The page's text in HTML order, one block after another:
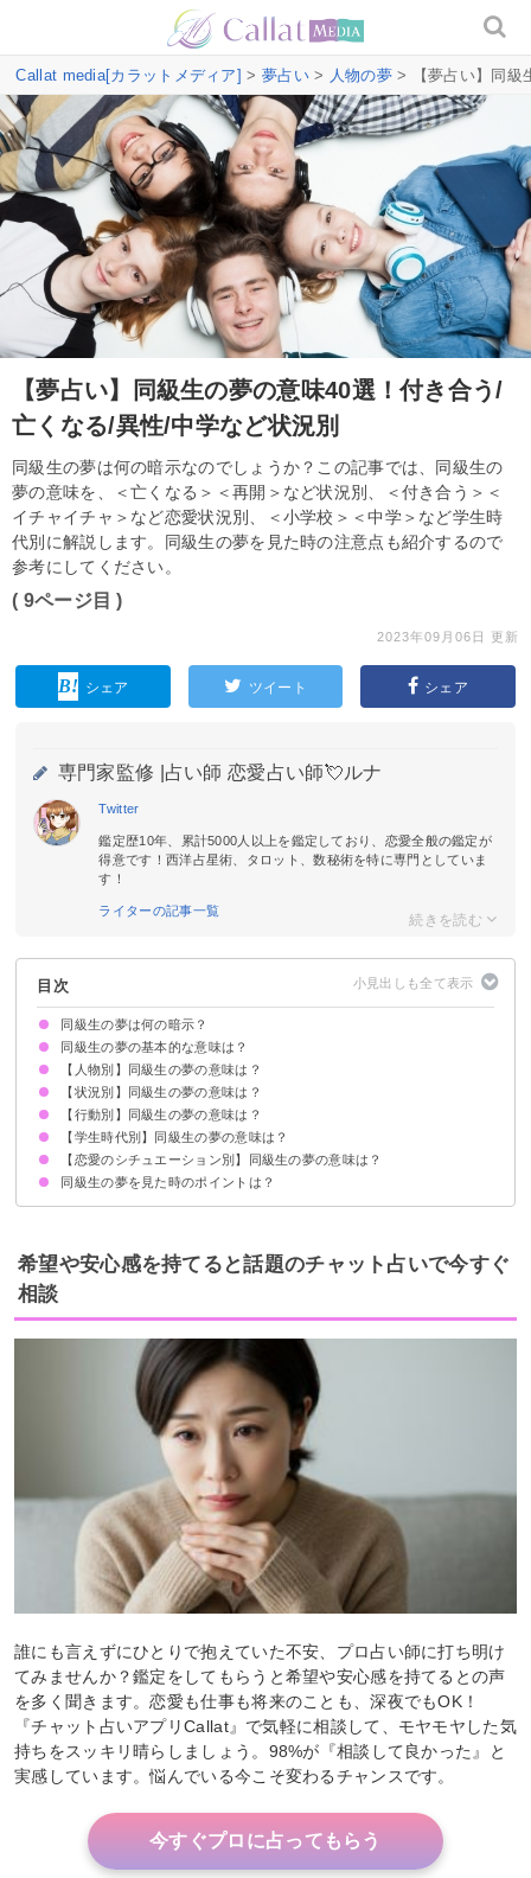
Callat media[カラットメディア] > 夢占い> 人物の夢> 【夢占い】同級
【夢占い】同級生の夢の意味40選！付き合う/
亡くなる/異性/中学など状況別
同級生の夢は何の暗示なのでしょうか？この記事では、同級生の
夢の意味を、＜亡くなる＞＜再開＞など状況別、＜付き合う＞＜
イチャイチャ＞など恋愛状況別、＜小学校＞＜中学＞など学生時
代別に解説します。同級生の夢を見た時の注意点も紹介するので
参考にしてください。
( 9ページ目 )
2023年09月06日 更新
シェア ツイート シェア
専門家監修 | 占い師 恋愛占い師💘ルナ
Twitter
鑑定歴10年、累計5000人以上を鑑定しており、恋愛全般の鑑定が
得意です！西洋占星術、タロット、数秘術を特に専門としていま
す！
ライターの記事一覧
目次
同級生の夢は何の暗示？
同級生の夢の基本的な意味は？
現在の人間関係の暗示
よく見る場合は再会の前触れ
状況によって意味が決まる
【人物別】同級生の夢の意味は？
異性の同級生の夢【吉夢】
同性の同級生の夢【吉夢】
昔好きだった同級生の夢【吉夢】
親しくない同級生の夢【警告夢】
【状況別】同級生の夢の意味は？
同級生が亡くなる夢【吉夢】
同級生と再会する夢【警告夢】
同級生が家に来る夢【吉夢・警告夢】
同級生が殺される夢【警告夢】
同級生がたくさん出てくる夢【吉夢】
同級生に追いかけられる夢【警告夢】
同級生にいじめられる夢【警告夢】
同級生が泣く夢【警告夢】
同級生が妊娠する夢【吉夢】
同級生に嫌われる夢【警告夢】
同級生に励まされる夢【警告夢】
【行動別】同級生の夢の意味は？
同級生と話す夢【吉夢】
同級生と遊ぶ夢【吉夢】
同級生と食事する夢【吉夢】
同級生を励ます夢【吉夢】
同級生をいじめる夢【警告夢】
同級生を叱る夢【警告夢】
同級生を助ける夢【吉夢】
同級生を車で送る夢【吉夢】
同級生を殴る夢【吉夢】
同級生を追いかける夢【吉夢】
同級生を殺す夢【警告夢】
同級生に奢る夢【吉夢】
【学生時代別】同級生の夢の意味は？
小学校の同級生の夢【吉夢】
中学校の同級生の夢【警告夢】
高校の同級生の夢【吉夢】
大学の同級生の夢【吉夢】
【恋愛のシチュエーション別】同級生の夢の意味は？
異性の同級生と付き合う夢【吉夢】
異性の同級生に告白する夢【警告夢】
異性の同級生に告白される夢【吉夢】
異性の同級生とイチャイチャする夢【吉夢】
異性の同級生に好かれる夢【吉夢】
異性の同級生とキスする夢【吉夢】
異性の同級生とエッチする夢【吉夢】
異性の同級生と結婚する夢【警告夢】
異性の同級生と抱き合う夢【警告夢】
同級生の夢を見た時のポイントは？
人間関係の不満や悩みを信頼できる人に相談する
思い切って環境を変えてみるのもアリ
希望や安心感を持てると話題のチャット占いで今すぐ
相談
誰にも言えずにひとりで抱えていた不安、プロ占い師に打ち明け
てみませんか？鑑定をしてもらうと希望や安心感を持てるとの声
を多く聞きます。恋愛も仕事も将来のことも、深夜でもOK！
『チャット占いアプリCallat』で気軽に相談して、モヤモヤした気
持ちをスッキリ晴らしましょう。98%が『相談して良かった』と
実感しています。悩んでいる今こそ変わるチャンスです。
今すぐプロに占ってもらう